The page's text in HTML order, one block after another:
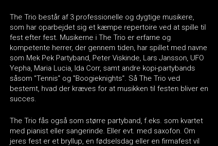
The Trio består af 3 professionelle og dygtige musikere,
som har oparbejdet sig et kæmpe repertoire ved at spille til
fest efter fest. Musikerne i The Trio er erfarne og
kompetente herrer, der gennem tiden, har spillet med navne
som Mek Pek Partyband, Peter Viskinde, Lars Jansson, UFO
Yepha, Maria Lucia, Ida Corr, samt andre kopi-partybands
såsom "Tennis" og "Boogieknights". Så The Trio ved
bestemt, hvad der kræves for at musikken til festen bliver en
succes.
The Trio fås også som større partyband, f.eks. som kvartet
med pianist eller sangerinde. Eller evt. med saxofon. Om
jeres fest er et bryllup, en fødselsdag eller en firmafest vil